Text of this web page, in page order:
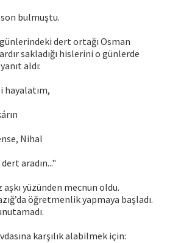
bulmuştu.
dert ortağı Osman
sakladığı hislerini o günlerde
aldı:
hayalatım,
Nihal
aradın..."
aşkı yüzünden mecnun oldu.
öğretmenlik yapmaya başladı.
karşılık alabilmek için: